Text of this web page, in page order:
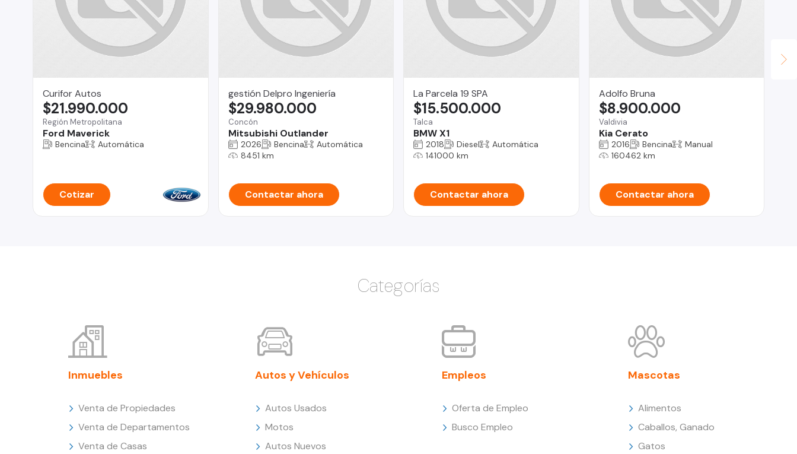
Curifor Autos
Región Metropolitana
Ford Maverick
$21.990.000
Bencina Automática
Cotizar
gestión Delpro Ingeniería
Concón
Mitsubishi Outlander
$29.980.000
2026 Bencina
Automática
8451 km
Contactar ahora
La Parcela 19 SPA
Talca
BMW X1
$15.500.000
2018 Diesel
Automática
141000 km
Contactar ahora
Adolfo Bruna
Valdivia
Kia Cerato
$8.900.000
2016 Bencina
Manual
160462 km
Contactar ahora
Categorías
Inmuebles
Venta de Propiedades
Venta de Departamentos
Venta de Casas
Autos y Vehículos
Autos Usados
Motos
Autos Nuevos
Empleos
Oferta de Empleo
Busco Empleo
Mascotas
Alimentos
Caballos, Ganado
Gatos